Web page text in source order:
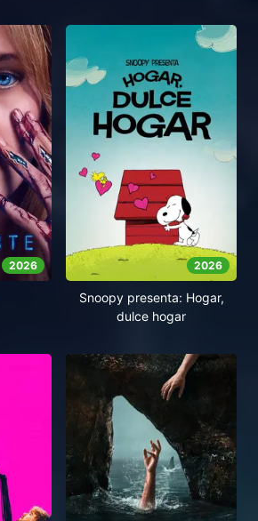
2026 2026
Snoopy presenta: Hogar,
dulce hogar